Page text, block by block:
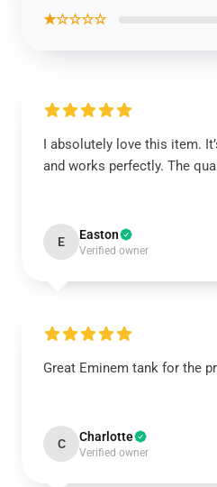
★☆☆☆☆
I absolutely love this item.
and works perfectly. The
E Easton
Verified owner
Great Eminem tank for the
C Charlotte
Verified owner